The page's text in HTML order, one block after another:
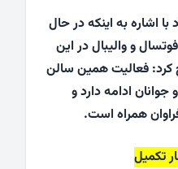
اشاره به اینکه در حال
و والیبال در این
فعالیت همین سالن
ادامه دارد و
همراه است.
تکمیل